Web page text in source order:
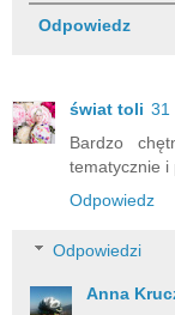
Odpowiedz
świat toli 31
Bardzo
tematycznie i
Odpowiedz
Odpowiedzi
Anna